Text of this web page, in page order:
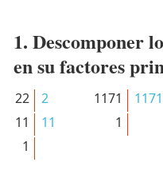
1. Descomponer
en su factores
22
2
11
11
1
1171
1171
1